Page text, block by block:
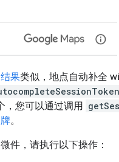
果类似，地点自动补全
，您可以通过调用
。
件，请执行以下操作：